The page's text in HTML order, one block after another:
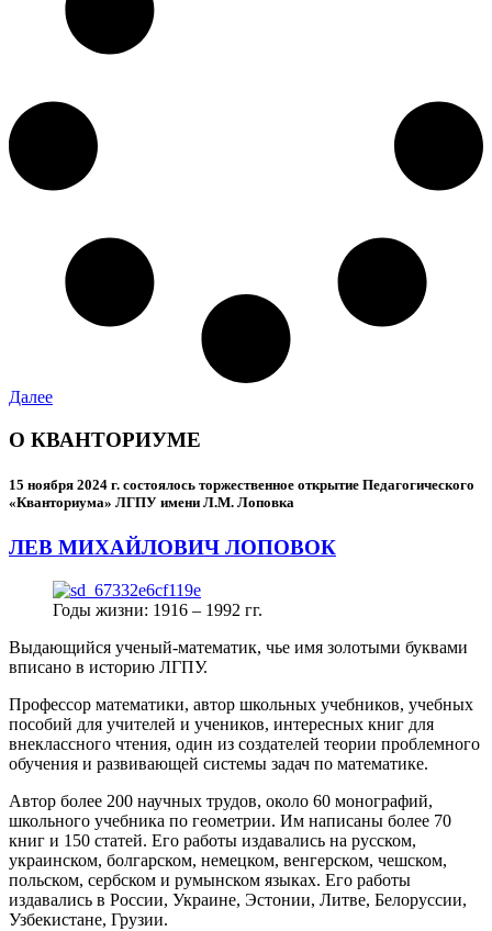
Далее
О КВАНТОРИУМЕ
15 ноября 2024 г. состоялось торжественное открытие Педагогического
«Кванториума» ЛГПУ имени Л.М. Лоповка
ЛЕВ МИХАЙЛОВИЧ ЛОПОВОК
Годы жизни: 1916 – 1992 гг.
Выдающийся ученый-математик, чье имя золотыми буквами
вписано в историю ЛГПУ.
Профессор математики, автор школьных учебников, учебных
пособий для учителей и учеников, интересных книг для
внеклассного чтения, один из создателей теории проблемного
обучения и развивающей системы задач по математике.
Автор более 200 научных трудов, около 60 монографий,
школьного учебника по геометрии. Им написаны более 70
книг и 150 статей. Его работы издавались на русском,
украинском, болгарском, немецком, венгерском, чешском,
польском, сербском и румынском языках. Его работы
издавались в России, Украине, Эстонии, Литве, Белоруссии,
Узбекистане, Грузии.